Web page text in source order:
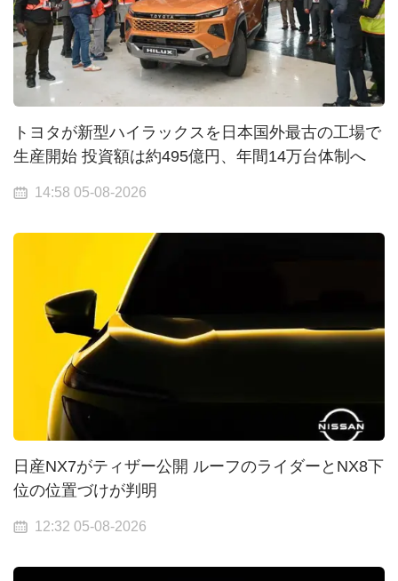
トヨタが新型ハイラックスを日本国外最古の工場で
生産開始 投資額は約495億円、年間14万台体制へ
14:58 05-08-2026
日産NX7がティザー公開 ルーフのライダーとNX8下
位の位置づけが判明
12:32 05-08-2026